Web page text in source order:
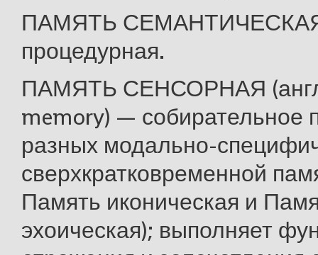
ПАМЯТЬ
процедурная.
ПАМЯТЬ СЕНСОРНАЯ
memory) — собирательное
разных модально-
сверхкратковременной
Память иконическая и
эхоическая); выполняет